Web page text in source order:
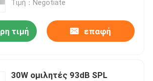
Τιμή：Negotiate
τιμή επαφή
30W ομιλητές 93dB SPL